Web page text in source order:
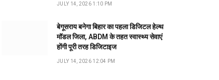
JULY 14, 2026 1:10 PM
बेगूसराय बनेगा बिहार का पहला डिजिटल हेल्थ
मॉडल जिला, ABDM के तहत स्वास्थ्य सेवाएं
होंगी पूरी तरह डिजिटाइज
JULY 14, 2026 12:04 PM